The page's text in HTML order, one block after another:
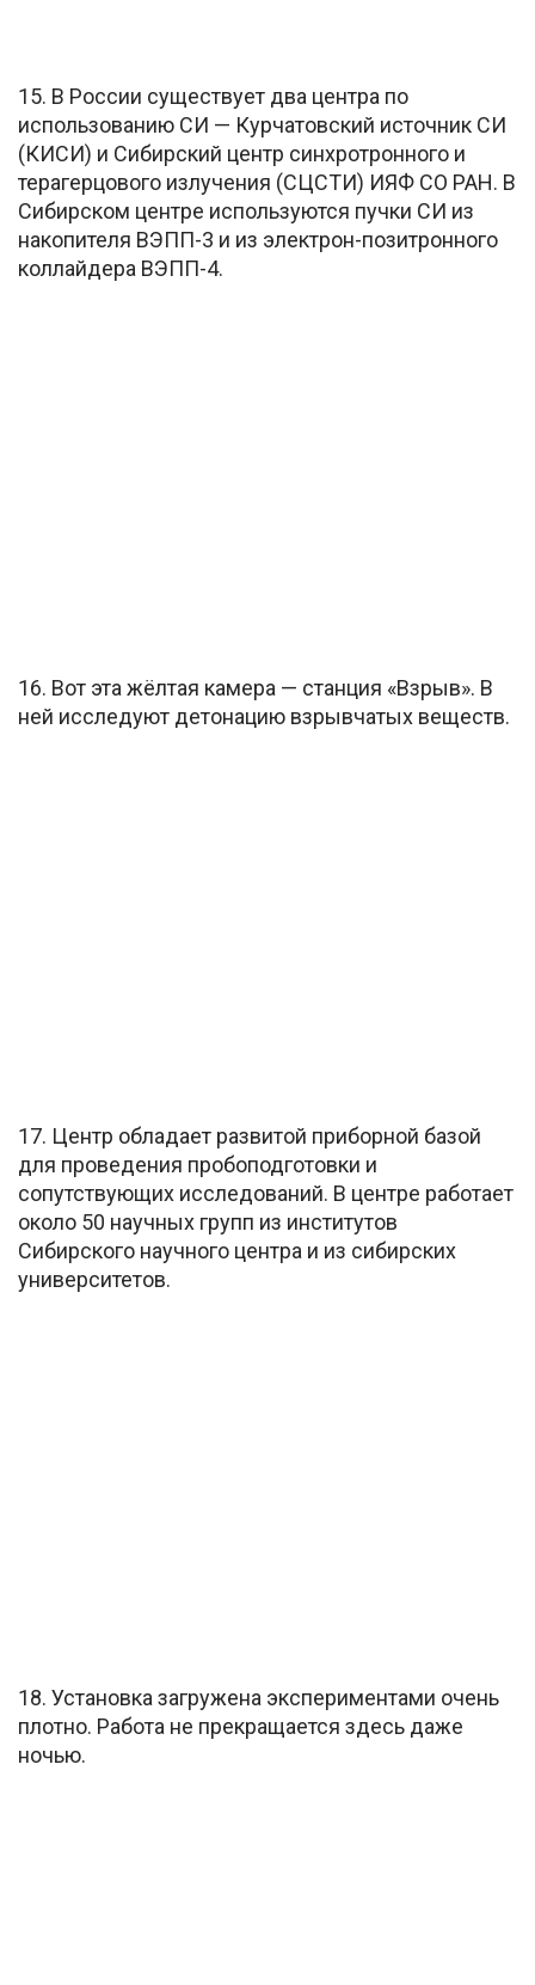
15. В России существует два центра по
использованию СИ — Курчатовский источник СИ
(КИСИ) и Сибирский центр синхротронного и
терагерцового излучения (СЦСТИ) ИЯФ СО РАН. В
Сибирском центре используются пучки СИ из
накопителя ВЭПП-3 и из электрон-позитронного
коллайдера ВЭПП-4.
16. Вот эта жёлтая камера — станция «Взрыв». В
ней исследуют детонацию взрывчатых веществ.
17. Центр обладает развитой приборной базой
для проведения пробоподготовки и
сопутствующих исследований. В центре работает
около 50 научных групп из институтов
Сибирского научного центра и из сибирских
университетов.
18. Установка загружена экспериментами очень
плотно. Работа не прекращается здесь даже
ночью.